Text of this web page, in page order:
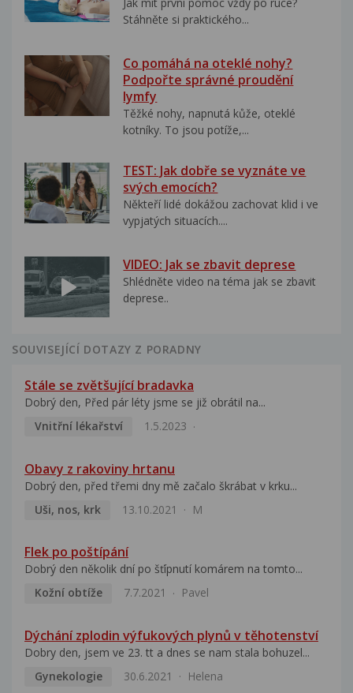
Stáhněte si praktického...
Co pomáhá na oteklé nohy?
Podpořte správné proudění
lymfy
Těžké nohy, napnutá kůže, oteklé
kotníky. To jsou potíže,...
TEST: Jak dobře se vyznáte ve
svých emocích?
Někteří lidé dokážou zachovat klid i ve
vypjatých situacích....
VIDEO: Jak se zbavit deprese
Shlédněte video na téma jak se zbavit
deprese..
SOUVISEJÍCÍ DOTAZY Z PORADNY
Stále se zvětšující bradavka
Dobrý den, Před pár léty jsme se již obrátil na...
Vnitřní lékařství
1.5.2023
Obavy z rakoviny hrtanu
Dobrý den, před třemi dny mě začalo škrábat v krku...
Uši, nos, krk
13.10.2021 M
Flek po poštípání
Dobrý den několik dní po šťípnutí komárem na tomto...
Kožní obtíže
7.7.2021 Pavel
Dýchání zplodin výfukových plynů v těhotenství
Dobry den, jsem ve 23. tt a dnes se nam stala bohuzel...
Gynekologie
30.6.2021 Helena